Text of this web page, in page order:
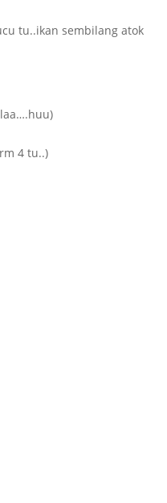
tu..ikan sembilang atok
4 tu..)